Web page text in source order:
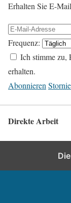
Erhalten Sie E-
Frequenz:
Ich stimme zu,
erhalten.
Abonnieren
Direkte Arbeit